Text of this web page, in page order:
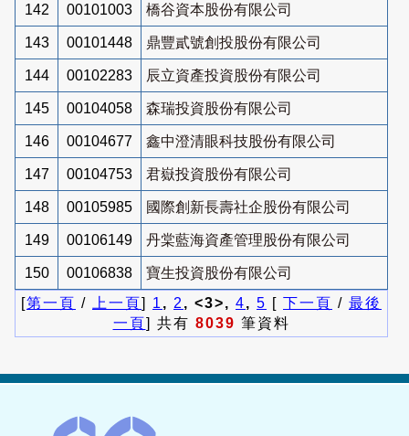
142 00101003 橋谷資本股份有限公司
143 00101448 鼎豐貳號創投股份有限公司
144 00102283 辰立資產投資股份有限公司
145 00104058 森瑞投資股份有限公司
146 00104677 鑫中澄清眼科技股份有限公司
147 00104753 君嶽投資股份有限公司
148 00105985 國際創新長壽社企股份有限公司
149 00106149 丹棠藍海資產管理股份有限公司
150 00106838
寶生投資股份有限公司
[第一頁 / 上一頁] 1 , 2 , <3>, 4, 5 [ 下一頁 / 最後
一頁] 共有 8039 筆資料